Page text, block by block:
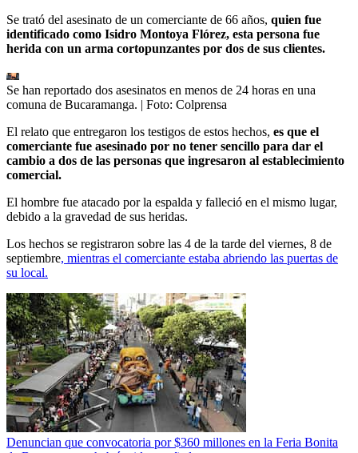
Se trató del asesinato de un comerciante de 66 años, quien fue
identificado como Isidro Montoya Flórez, esta persona fue
herida con un arma cortopunzantes por dos de sus clientes.
Se han reportado dos asesinatos en menos de 24 horas en una
comuna de Bucaramanga. | Foto: Colprensa
El relato que entregaron los testigos de estos hechos, es que el
comerciante fue asesinado por no tener sencillo para dar el
cambio a dos de las personas que ingresaron al establecimiento
comercial.
El hombre fue atacado por la espalda y falleció en el mismo lugar,
debido a la gravedad de sus heridas.
Los hechos se registraron sobre las 4 de la tarde del viernes, 8 de
septiembre, mientras el comerciante estaba abriendo las puertas de
su local.
Denuncian que convocatoria por $360 millones en la Feria Bonita